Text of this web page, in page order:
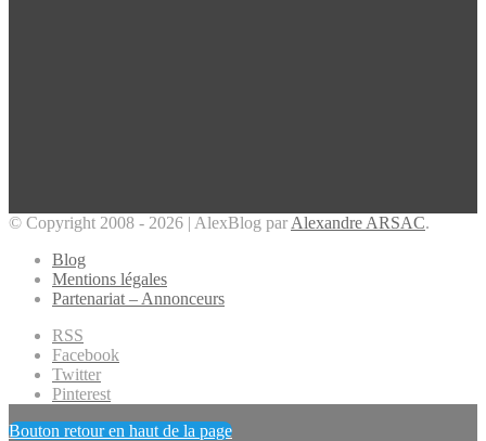
© Copyright 2008 - 2026 | AlexBlog par Alexandre ARSAC.
Blog
Mentions légales
Partenariat – Annonceurs
RSS
Facebook
Twitter
Pinterest
Bouton retour en haut de la page